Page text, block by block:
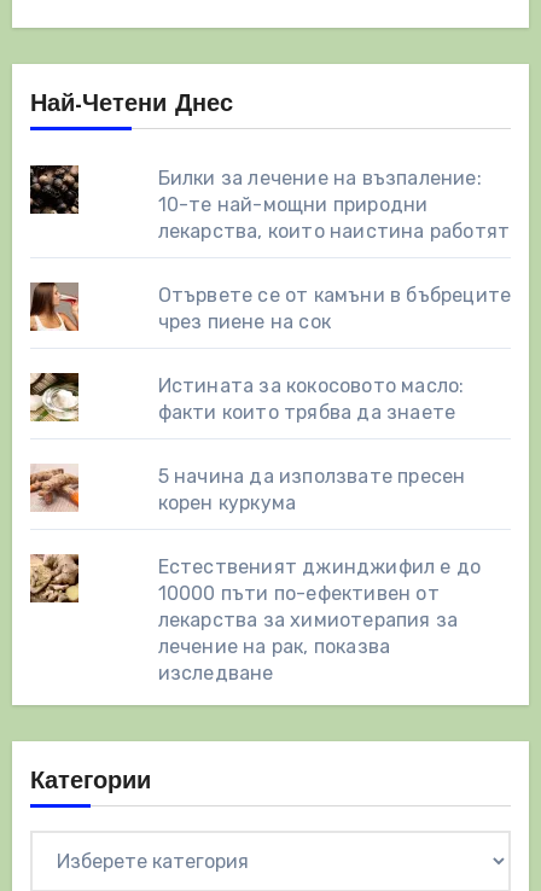
Най-Четени Днес
Билки за лечение на възпаление:
10-те най-мощни природни
лекарства, които наистина работят
Отървете се от камъни в бъбреците
чрез пиене на сок
Истината за кокосовото масло:
факти които трябва да знаете
5 начина да използвате пресен
корен куркума
Естественият джинджифил е до
10000 пъти по-ефективен от
лекарства за химиотерапия за
лечение на рак, показва
изследване
Категории